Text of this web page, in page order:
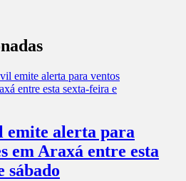
emite alerta para
em Araxá entre esta
sábado